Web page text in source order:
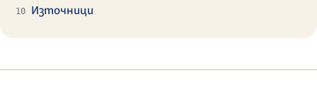
10 Източници